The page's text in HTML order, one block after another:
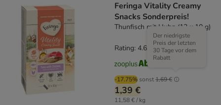
Feringa Vitality Creamy
Snacks Sonderpreis!
Thunfisch mit Huhn (12 x 10 g)
-17.75% sonst1,69 €
Der niedrigste
Preis der letzten
30 Tage vor dem
Rabatt
1,39 €
11,58 € / kg
Rating: 4.6/5 (127